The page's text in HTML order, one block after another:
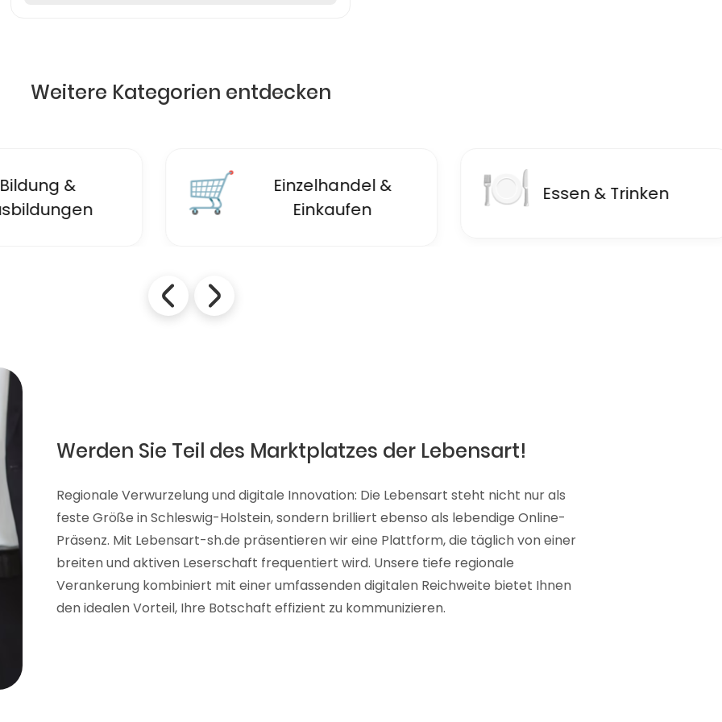
Weitere Kategorien entdecken
🛒
Einzelhandel &
Einkaufen
🍽 Essen & Trinken 🏘️
Werden Sie Teil des Marktplatzes der Lebensart!
Regionale Verwurzelung und digitale Innovation: Die Lebensart steht nicht nur als
feste Größe in Schleswig-Holstein, sondern brilliert ebenso als lebendige Online-
Präsenz. Mit Lebensart-sh.de präsentieren wir eine Plattform, die täglich von einer
breiten und aktiven Leserschaft frequentiert wird. Unsere tiefe regionale
Verankerung kombiniert mit einer umfassenden digitalen Reichweite bietet Ihnen
den idealen Vorteil, Ihre Botschaft effizient zu kommunizieren.